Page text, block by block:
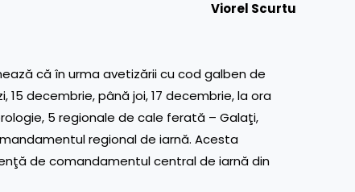
Viorel Scurtu
că în urma avetizării cu cod galben de
decembrie, până joi, 17 decembrie, la ora
5 regionale de cale ferată – Galaţi,
regional de iarnă. Acesta
de comandamentul central de iarnă din